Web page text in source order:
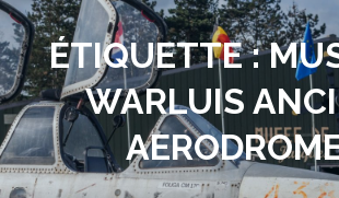
Aller
au
contenuÉTIQUETTE :
WARLUIS